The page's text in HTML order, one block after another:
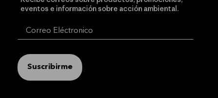
eventos e información sobre acción ambiental.
Suscribirme